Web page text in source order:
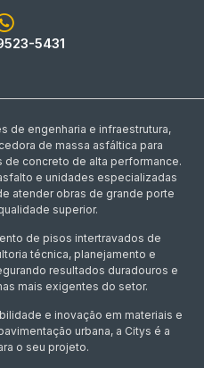
5431
de engenharia e infraestrutura,
de massa asfáltica para
concreto de alta performance.
e unidades especializadas
atender obras de grande porte
superior.
de pisos intertravados de
técnica, planejamento e
resultados duradouros e
mais exigentes do setor.
e inovação em materiais e
urbana, a Citys é a
o seu projeto.